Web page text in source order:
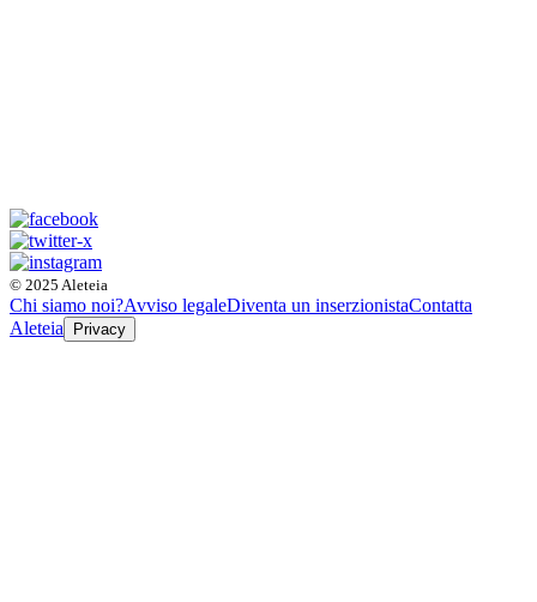
© 2025 Aleteia
Chi siamo noi?Avviso legaleDiventa un inserzionistaContatta
Aleteia
Privacy